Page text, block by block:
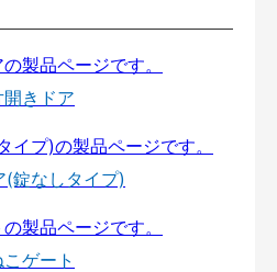
開きドア
(錠なしタイプ)
こゲート